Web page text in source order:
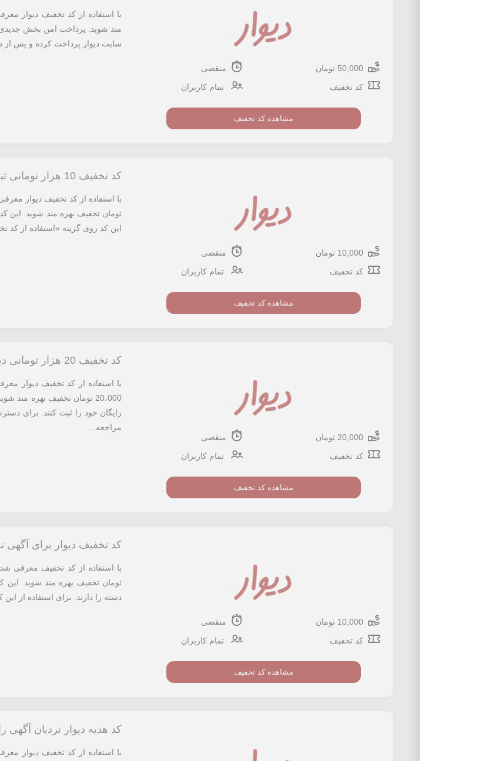
منقضی
کد تخفیف
تمام کاربران
مشاهده کد تخفیف
مند شوید. پرداخت امن بخش جدیدی
سایت دیوار پرداخت کرده و پس از
منقضی
کد تخفیف
تمام کاربران
مشاهده کد تخفیف
کد تخفیف 10 هزار تومانی ثبت آگهی مصالح ساختمانی دیوار
تومان تخفیف بهره مند شوید. این کد
این کد روی گزینه «استفاده از کد
منقضی
کد تخفیف
تمام کاربران
مشاهده کد تخفیف
کد تخفیف 20 هزار تومانی دیوار در کانال کد تخفیف
با استفاده از کد تخفیف دیوار
20،000 تومان تخفیف بهره
رایگان خود را ثبت کنند. برای
مراجعه...
منقضی
کد تخفیف
تمام کاربران
مشاهده کد تخفیف
کد تخفیف دیوار برای آگهی
تومان تخفیف بهره مند شوید. این
دسته را دارند. برای استفاده از
کد هدیه دیوار نردبان آگهی